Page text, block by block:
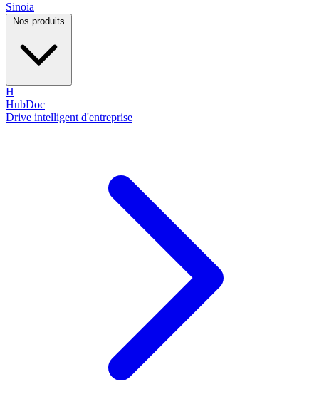
Sinoia
Nos produits
H
HubDoc
Drive intelligent d'entreprise